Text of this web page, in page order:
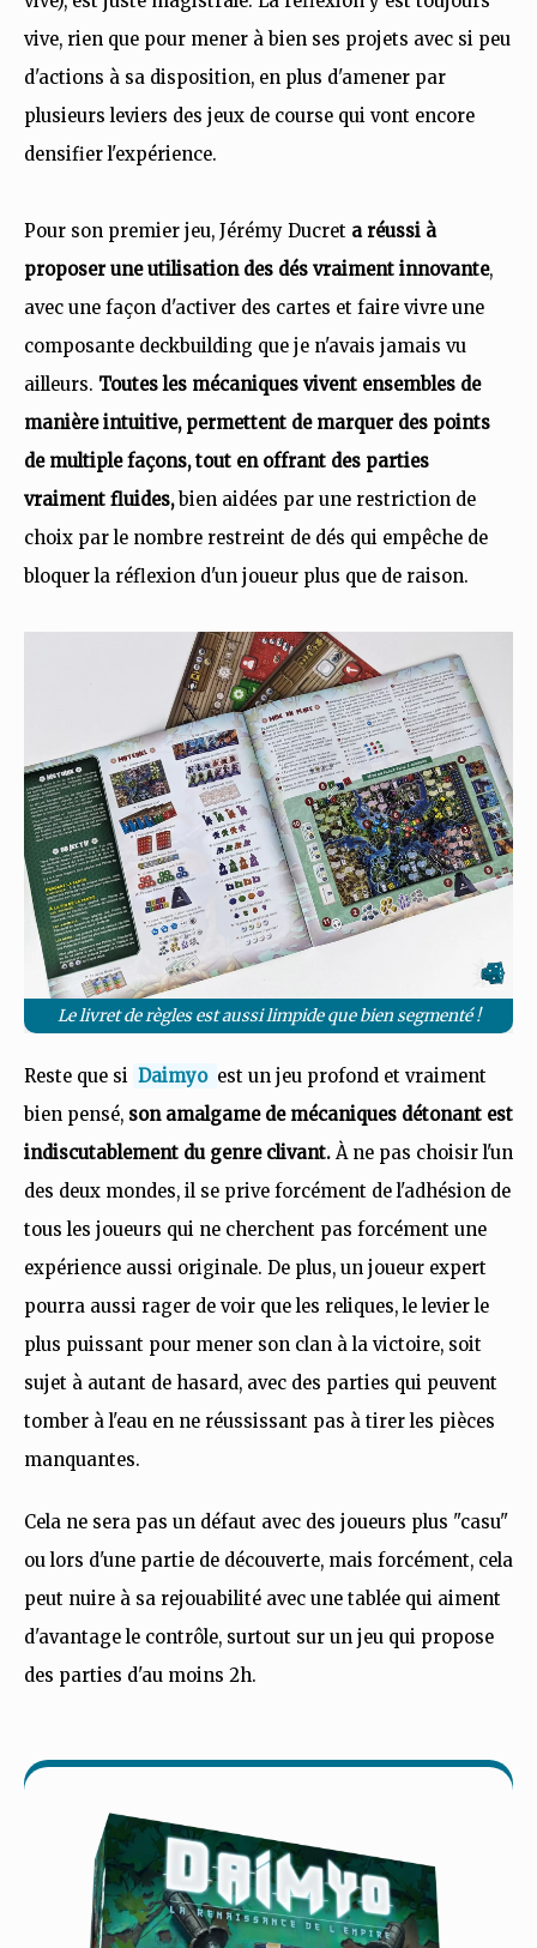
vive, rien que pour mener à bien ses projets avec si peu
d'actions à sa disposition, en plus d'amener par
plusieurs leviers des jeux de course qui vont encore
densifier l'expérience.
Pour son premier jeu, Jérémy Ducret a réussi à
proposer une utilisation des dés vraiment innovante,
avec une façon d'activer des cartes et faire vivre une
composante deckbuilding que je n'avais jamais vu
ailleurs. Toutes les mécaniques vivent ensembles de
manière intuitive, permettent de marquer des points
de multiple façons, tout en offrant des parties
vraiment fluides,bien aidées par une restriction de
choix par le nombre restreint de dés qui empêche de
bloquer la réflexion d'un joueur plus que de raison.
Le livret de règles est aussi limpide que bien segmenté !
Reste que si Daimyo est un jeu profond et vraiment
bien pensé, son amalgame de mécaniques détonant est
indiscutablement du genre clivant. À ne pas choisir l'un
des deux mondes, il se prive forcément de l'adhésion de
tous les joueurs qui ne cherchent pas forcément une
expérience aussi originale. De plus, un joueur expert
pourra aussi rager de voir que les reliques, le levier le
plus puissant pour mener son clan à la victoire, soit
sujet à autant de hasard, avec des parties qui peuvent
tomber à l'eau en ne réussissant pas à tirer les pièces
manquantes.
Cela ne sera pas un défaut avec des joueurs plus "casu"
ou lors d'une partie de découverte, mais forcément, cela
peut nuire à sa rejouabilité avec une tablée qui aiment
d'avantage le contrôle, surtout sur un jeu qui propose
des parties d'au moins 2h.